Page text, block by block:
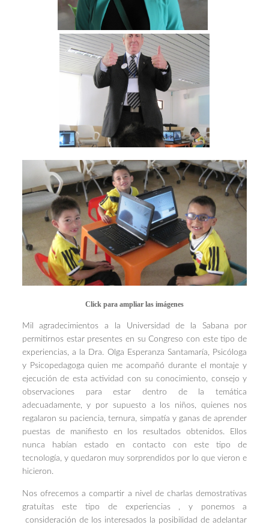
Click para ampliar las imágenes
Mil agradecimientos a la Universidad de la Sabana por
permitirnos estar presentes en su Congreso con este tipo de
experiencias, a la Dra. Olga Esperanza Santamaría, Psicóloga
y Psicopedagoga quien me acompañó durante el montaje y
ejecución de esta actividad con su conocimiento, consejo y
observaciones para estar dentro de la temática
adecuadamente, y por supuesto a los niños, quienes nos
regalaron su paciencia, ternura, simpatía y ganas de aprender
puestas de manifiesto en los resultados obtenidos. Ellos
nunca habían estado en contacto con este tipo de
tecnología, y quedaron muy sorprendidos por lo que vieron e
hicieron.
Nos ofrecemos a compartir a nivel de charlas demostrativas
gratuítas este tipo de experiencias , y ponemos a
consideración de los interesados la posibilidad de adelantar